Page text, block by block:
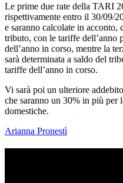
Le prime due rate della TARI
rispettivamente entro il 30/09/
e saranno calcolate in acconto,
tributo, con le tariffe dell’anno
dell’anno in corso, mentre la
sarà determinata a saldo del
tariffe dell’anno in corso.
Vi sarà poi un ulteriore
che saranno un 30% in più per
domestiche.
Arianna Pronestì